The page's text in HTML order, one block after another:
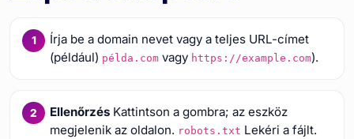
Írja be a domain nevet vagy a teljes URL-címet
(például) példa.comvagy https://example.com).
EllenőrzésKattintson a gombra; az eszköz
megjelenik az oldalon. robots.txt Lekéri a fájlt.